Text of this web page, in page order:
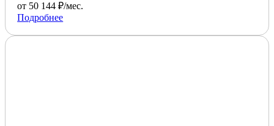
от 50 144 ₽/мес.
Подробнее